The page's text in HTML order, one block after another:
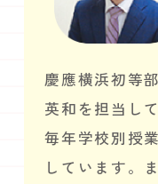
慶應横浜初等
英和を担当し
毎年学校別授
しています。